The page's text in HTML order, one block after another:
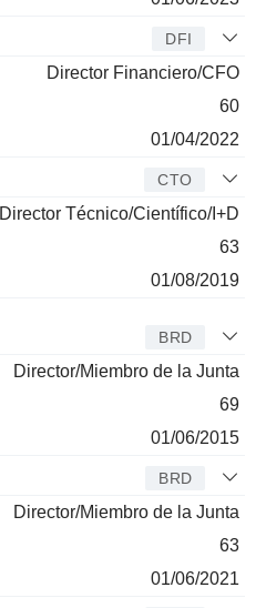
DFI
Director Financiero/CFO
60
01/04/2022
CTO
Director Técnico/Científico/I+D
63
01/08/2019
BRD
Director/Miembro de la Junta
69
01/06/2015
BRD
Director/Miembro de la Junta
63
01/06/2021